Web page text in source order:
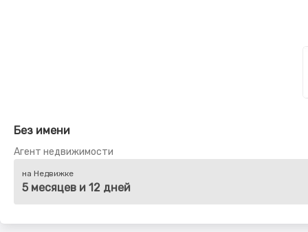
Без имени
Агент недвижимости
на Недвижке
5 месяцев и 12 дней